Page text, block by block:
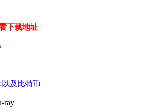
下载地址
以及比特币
ray